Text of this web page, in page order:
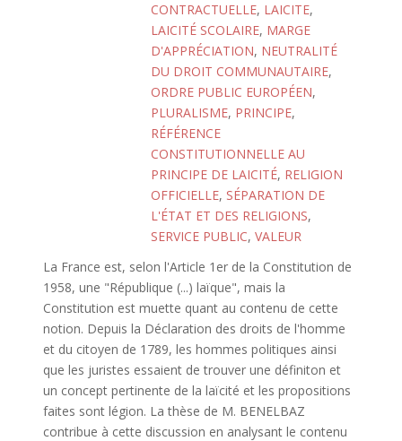
CONTRACTUELLE, LAICITE,
LAICITÉ SCOLAIRE, MARGE
D'APPRÉCIATION, NEUTRALITÉ
DU DROIT COMMUNAUTAIRE,
ORDRE PUBLIC EUROPÉEN,
PLURALISME, PRINCIPE,
RÉFÉRENCE
CONSTITUTIONNELLE AU
PRINCIPE DE LAICITÉ, RELIGION
OFFICIELLE, SÉPARATION DE
L'ÉTAT ET DES RELIGIONS,
SERVICE PUBLIC, VALEUR
La France est, selon l'Article 1er de la Constitution de
1958, une "République (...) laïque", mais la
Constitution est muette quant au contenu de cette
notion. Depuis la Déclaration des droits de l'homme
et du citoyen de 1789, les hommes politiques ainsi
que les juristes essaient de trouver une définiton et
un concept pertinente de la laïcité et les propositions
faites sont légion. La thèse de M. BENELBAZ
contribue à cette discussion en analysant le contenu